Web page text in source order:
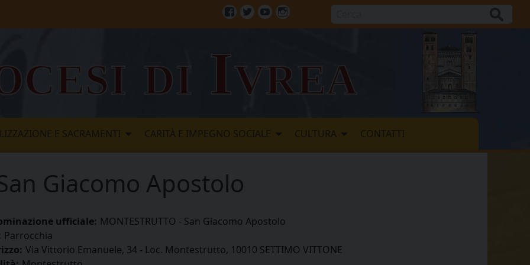
di Ivrea
E SACRAMENTI CARITÀ E IMPEGNO SOCIALE CULTURA CONTATTI
Giacomo Apostolo
ufficiale: MONTESTRUTTO - San Giacomo Apostolo
Parrocchia
Via Vittorio Emanuele, 34 - Loc. Montestrutto, 10010 SETTIMO VITTONE